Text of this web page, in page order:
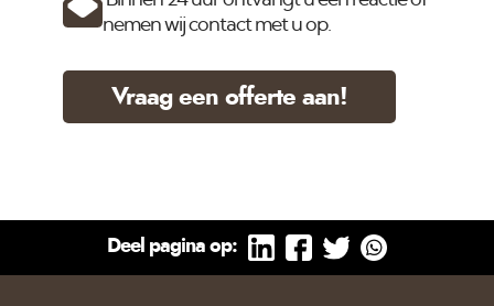
nemen wij contact met u op.
Vraag een offerte aan!
Deel pagina op: